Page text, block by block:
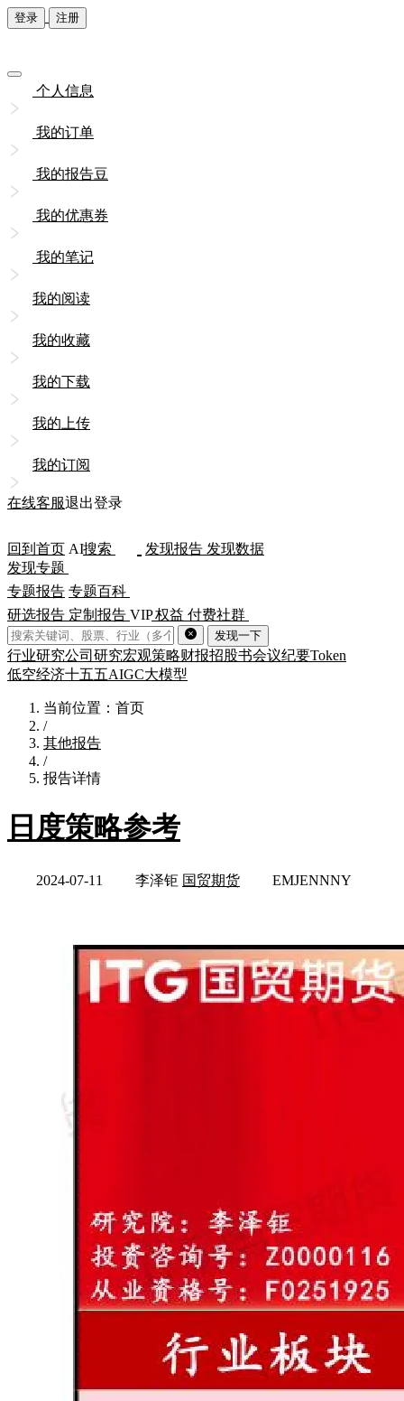
登录 注册
个人信息
我的订单
我的报告豆
我的优惠券
我的笔记
我的阅读
我的收藏
我的下载
我的上传
我的订阅
在线客服退出登录
回到首页 AI搜索 发现报告 发现数据
发现专题
专题报告 专题百科
研选报告 定制报告 VIP权益 付费社群
发现一下
行业研究公司研究宏观策略财报招股书会议纪要Token
低空经济十五五AIGC大模型
当前位置：首页
/
其他报告
/
报告详情
日度策略参考
2024-07-11 李泽钜 国贸期货 EMJENNNY